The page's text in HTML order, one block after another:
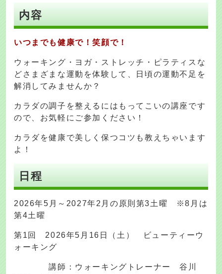
内容
いつまでも健康で！笑顔で！
ウォーキング・ヨガ・ストレッチ・ピラティスな
どさまざまな運動を体験して、日頃の運動不足を
解消してみませんか？
カラダの調子を整えるにはもってこいの講座です
ので、お気軽にご参加ください！
カラダを健康で美しく保つコツも教えちゃいます
よ！
日程
2026年5月～2027年2月の原則第3土曜 ※8月は
第4土曜
第1回 2026年5月16日（土） ビューティーウ
ォーキング
講師：ウォーキングトレーナー 谷川